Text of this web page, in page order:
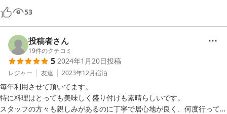
53
投稿者さん
19件のクチコミ
5 2024年1月20日投稿
レジャー 友達 2023年12月宿泊
毎年利用させて頂いてます。
特に料理はとっても美味しく盛り付けも素晴らしいです。
スタッフの方々も親しみがあるのに丁寧で居心地が良く、何度行っても